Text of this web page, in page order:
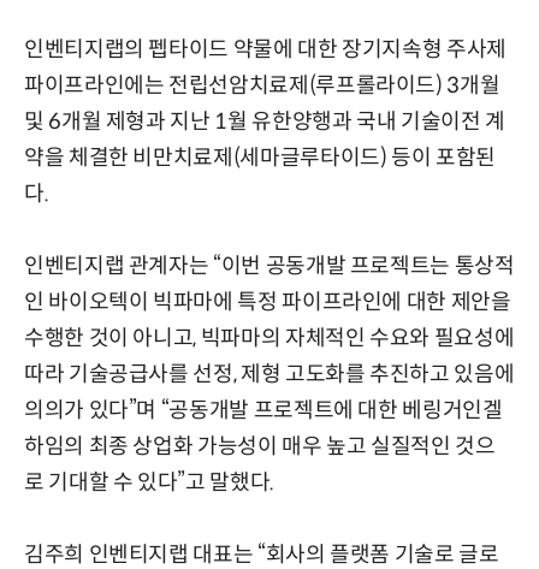
인벤티지랩의 펩타이드 약물에 대한 장기지속형 주사제
파이프라인에는 전립선암치료제(루프롤라이드) 3개월
및 6개월 제형과 지난 1월 유한양행과 국내 기술이전 계
약을 체결한 비만치료제(세마글루타이드) 등이 포함된
다.
인벤티지랩 관계자는 “이번 공동개발 프로젝트는 통상적
인 바이오텍이 빅파마에 특정 파이프라인에 대한 제안을
수행한 것이 아니고, 빅파마의 자체적인 수요와 필요성에
따라 기술공급사를 선정, 제형 고도화를 추진하고 있음에
의의가 있다”며 “공동개발 프로젝트에 대한 베링거인겔
하임의 최종 상업화 가능성이 매우 높고 실질적인 것으
로 기대할 수 있다”고 말했다.
김주희 인벤티지랩 대표는 “회사의 플랫폼 기술로 글로